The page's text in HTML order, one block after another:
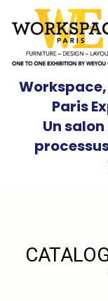
contenu
Workspace,
Paris
Un